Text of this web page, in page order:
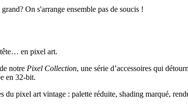
On s'arrange ensemble pas de soucis !
en pixel art.
notre Pixel Collection, une série d’accessoires qui
en 32-bit.
du pixel art vintage : palette réduite, shading marqué,